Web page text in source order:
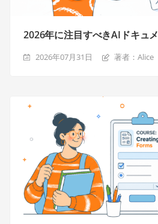
2026年に注目すべきAIドキュ
2026年07月31日 著者：Alice